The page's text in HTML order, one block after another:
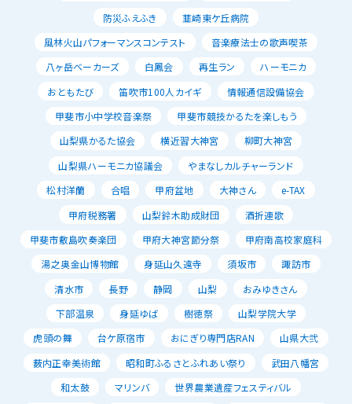
防災ふえふき
韮崎東ケ丘病院
風林火山パフォーマンスコンテスト
音楽療法士の歌声喫茶
八ヶ岳ベーカーズ
白鳳会 再生ラン
ハーモニカ
おともたび
笛吹市100人カイギ
情報通信設備協会
甲斐市小中学校音楽祭
甲斐市競技かるたを楽しもう
山梨県かるた協会
横近習大神宮
柳町大神宮
山梨県ハーモニカ協議会
やまなしカルチャーランド
松村洋蘭
合唱 甲府盆地 大神さん
e-TAX
甲府税務署
山梨鈴木助成財団
酒折連歌
甲斐市敷島吹奏楽団
甲府大神宮節分祭
甲府南高校家庭科
湯之奥金山博物館
身延山久遠寺 須坂市
諏訪市
清水市
長野 静岡 山梨
おみゆきさん
下部温泉
身延ゆば 樹徳祭
山梨学院大学
虎頭の舞
台ケ原宿市 おにぎり専門店RAN
山県大弐
薮内正幸美術館
昭和町ふるさとふれあい祭り
武田八幡宮
和太鼓
マリンバ
世界農業遺産フェスティバル